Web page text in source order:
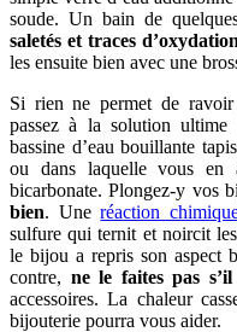
soude. Un bain de
saletés et traces d’oxydation
les ensuite bien avec une
Si rien ne permet de
passez à la solution ultime
bassine d’eau bouillante
ou dans laquelle vous en
bicarbonate. Plongez-y vos
bien. Uneréaction
sulfure qui ternit et noircit
le bijou a repris son aspect
contre, ne le faites pas
accessoires. La chaleur
bijouterie pourra vous aider.